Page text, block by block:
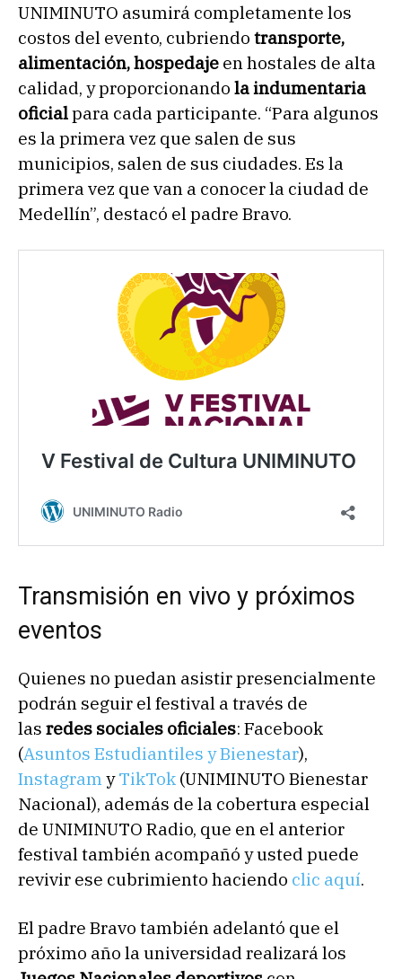
UNIMINUTO asumirá completamente los
costos del evento, cubriendo transporte,
alimentación, hospedaje en hostales de alta
calidad, y proporcionando la indumentaria
oficialpara cada participante. “Para algunos
es la primera vez que salen de sus
municipios, salen de sus ciudades. Es la
primera vez que van a conocer la ciudad de
Medellín”, destacó el padre Bravo.
Transmisión en vivo y próximos
eventos
Quienes no puedan asistir presencialmente
podrán seguir el festival a través de
las redes sociales oficiales: Facebook
(Asuntos Estudiantiles y Bienestar),
Instagram yTikTok (UNIMINUTO Bienestar
Nacional), además de la cobertura especial
de UNIMINUTO Radio, que en el anterior
festival también acompañó y usted puede
revivir ese cubrimiento haciendo clic aquí.
El padre Bravo también adelantó que el
próximo año la universidad realizará los